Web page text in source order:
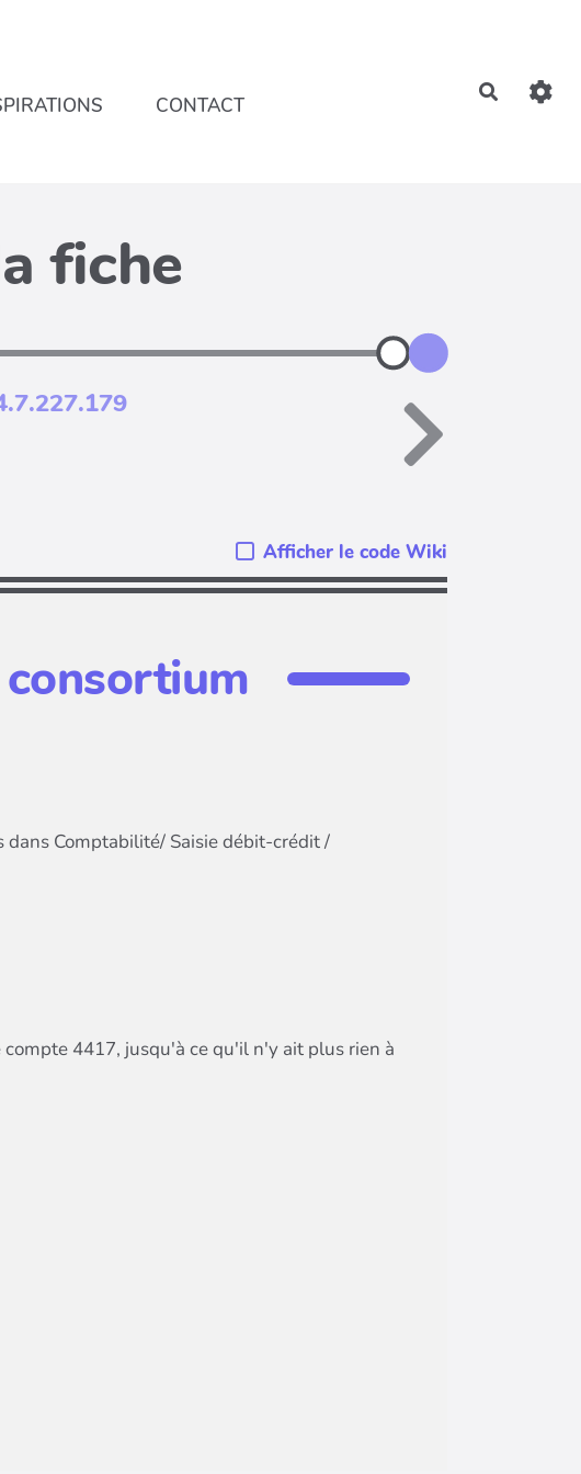
CONTACT
fiche
Afficher le code Wiki
Comptabilité/ Saisie débit-crédit /
4417, jusqu'à ce qu'il n'y ait plus rien à